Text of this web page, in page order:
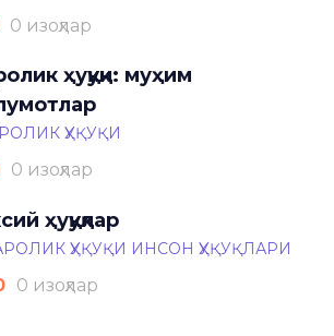
0 изоҳлар
ҳуқуқи: муҳим
ҲУҚУҚИ
0 изоҳлар
ҳуқуқлар
ҲУҚУҚИ ИНСОН ҲУҚУҚЛАРИ
0 изоҳлар